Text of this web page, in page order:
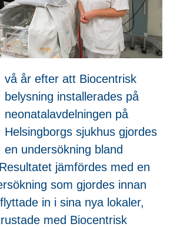
vå år efter att Biocentrisk
belysning installerades på
neonatalavdelningen på
Helsingborgs sjukhus gjordes
en undersökning bland
jämfördes med en
som gjordes innan
in i sina nya lokaler,
med Biocentrisk